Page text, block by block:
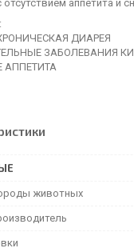
отсутствием аппетита и
ДИАРЕЯ
ЗАБОЛЕВАНИЯ
АППЕТИТА
животных